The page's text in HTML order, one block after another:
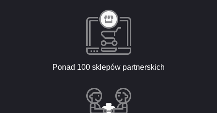
Ponad 100 sklepów partnerskich